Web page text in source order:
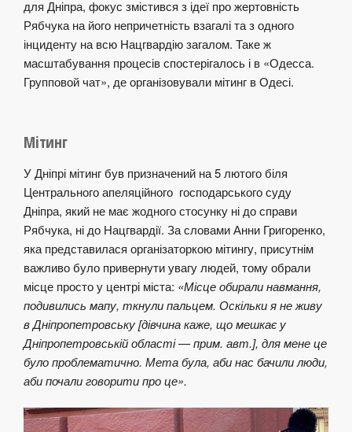
для Дніпра, фокус змістився з ідеї про жертовність
Рябчука на його непричетність взагалі та з одного
інциденту на всю Нацгвардію загалом. Таке ж
масштабування процесів спостерігалось і в «Одесса.
Групповой чат», де організовували мітинг в Одесі.
Мітинг
У Дніпрі мітинг був призначений на 5 лютого біля
Центрального апеляційного господарського суду
Дніпра, який не має жодного стосунку ні до справи
Рябчука, ні до Нацгвардії. За словами Анни Григоренко,
яка представилася організаторкою мітингу, присутнім
важливо було привернути увагу людей, тому обрали
місце просто у центрі міста: «Місце обирали навмання,
подивились мапу, ткнули пальцем. Оскільки я не живу
в Дніпропетровську [дівчина каже, що мешкає у
Дніпропетровській області — прим. авт.], для мене це
було проблематично. Мета була, аби нас бачили люди,
аби почали говорити про це».